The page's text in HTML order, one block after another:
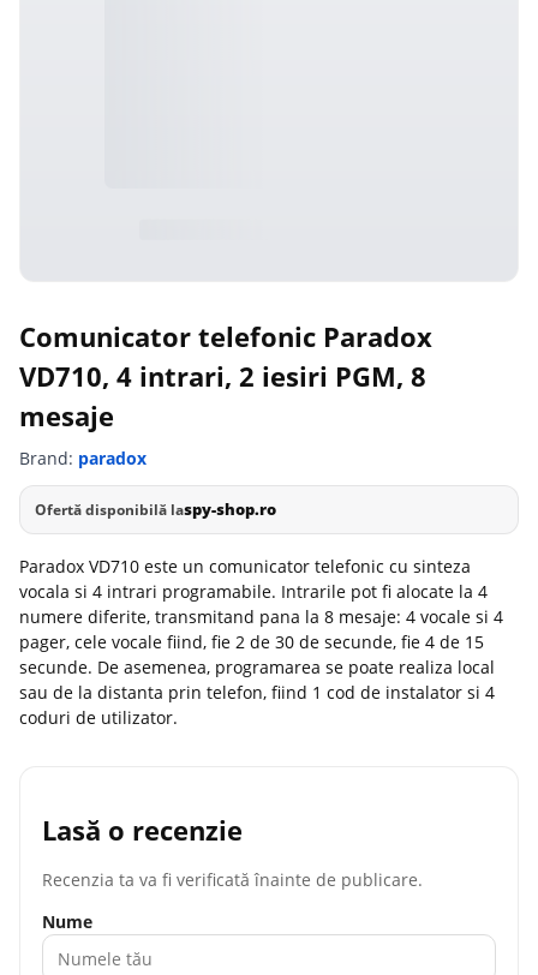
Comunicator telefonic Paradox
VD710, 4 intrari, 2 iesiri PGM, 8
mesaje
Brand: paradox
Ofertă disponibilă laspy-shop.ro
Paradox VD710 este un comunicator telefonic cu sinteza
vocala si 4 intrari programabile. Intrarile pot fi alocate la 4
numere diferite, transmitand pana la 8 mesaje: 4 vocale si 4
pager, cele vocale fiind, fie 2 de 30 de secunde, fie 4 de 15
secunde. De asemenea, programarea se poate realiza local
sau de la distanta prin telefon, fiind 1 cod de instalator si 4
coduri de utilizator.
Lasă o recenzie
Recenzia ta va fi verificată înainte de publicare.
Nume